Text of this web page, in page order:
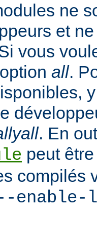
ne
et
vous
all.
. En
peut
compilés